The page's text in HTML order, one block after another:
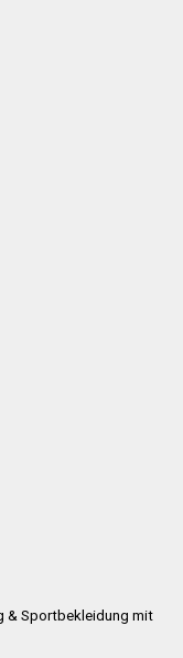
& Sportbekleidung mit